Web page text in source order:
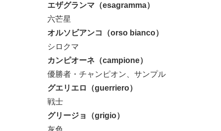
エザグランマ（esagramma）
六芒星
オルソビアンコ（orso bianco）
シロクマ
カンピオーネ（campione）
優勝者・チャンピオン、サンプル
グエリエロ（guerriero）
戦士
グリージョ（grigio）
灰色